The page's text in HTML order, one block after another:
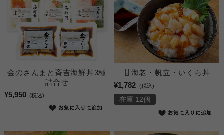
金のさんまと斉吉海鮮丼3種
詰合せ
¥5,950 (税込)
甘海老・帆立・いくら丼
¥1,782
(税込)
在庫 12個